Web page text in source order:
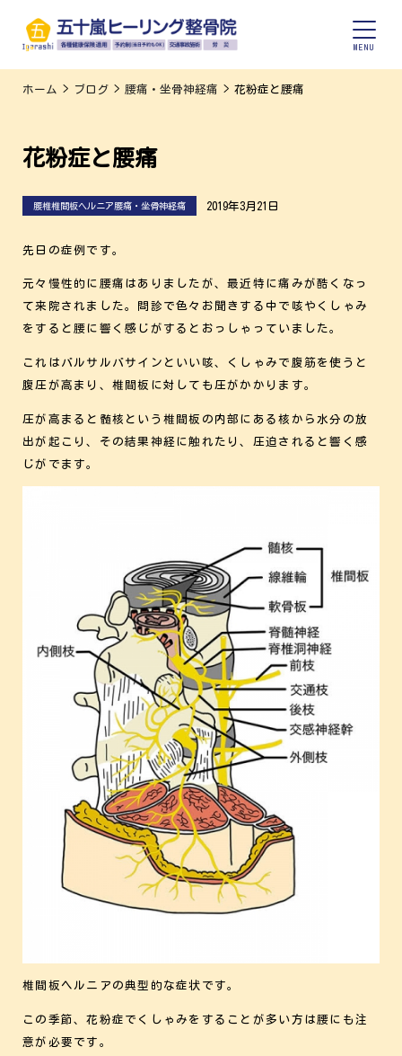
ホーム > ブログ > 腰痛・坐骨神経痛 > 花粉症と腰痛
花粉症と腰痛
腰椎椎間板ヘルニア腰痛・坐骨神経痛 2019年3月21日
先日の症例です。
元々慢性的に腰痛はありましたが、最近特に痛みが酷くなっ
て来院されました。問診で色々お聞きする中で咳やくしゃみ
をすると腰に響く感じがするとおっしゃっていました。
これはバルサルバサインといい咳、くしゃみで腹筋を使うと
腹圧が高まり、椎間板に対しても圧がかかります。
圧が高まると髄核という椎間板の内部にある核から水分の放
出が起こり、その結果神経に触れたり、圧迫されると響く感
じがでます。
椎間板ヘルニアの典型的な症状です。
この季節、花粉症でくしゃみをすることが多い方は腰にも注
意が必要です。